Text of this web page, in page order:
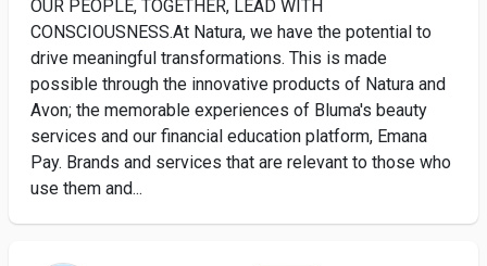
OUR PEOPLE, TOGETHER, LEAD WITH
CONSCIOUSNESS.At Natura, we have the potential to
drive meaningful transformations. This is made
possible through the innovative products of Natura and
Avon; the memorable experiences of Bluma's beauty
services and our financial education platform, Emana
Pay. Brands and services that are relevant to those who
use them and...